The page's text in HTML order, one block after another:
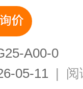
A00-0
05-11 | 阅